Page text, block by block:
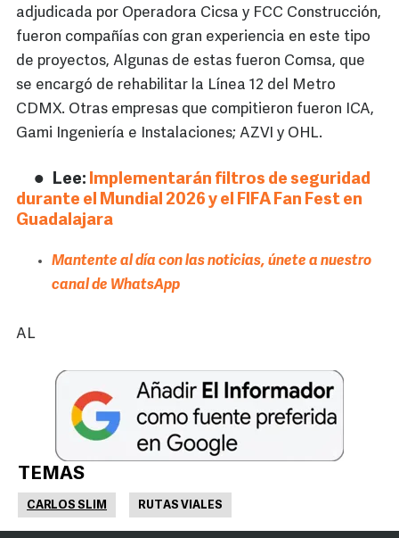
adjudicada por Operadora Cicsa y FCC Construcción,
fueron compañías con gran experiencia en este tipo
de proyectos, Algunas de estas fueron Comsa, que
se encargó de rehabilitar la Línea 12 del Metro
CDMX. Otras empresas que compitieron fueron ICA,
Gami Ingeniería e Instalaciones; AZVI y OHL.
Lee: Implementarán filtros de seguridad
durante el Mundial 2026 y el FIFA Fan Fest en
Guadalajara
Mantente al día con las noticias, únete a nuestro
canal de WhatsApp
AL
TEMAS
CARLOS SLIM RUTAS VIALES